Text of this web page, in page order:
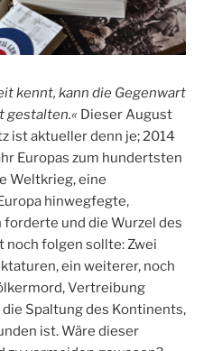
kennt, kann die Gegenwart
gestalten.« Dieser August
ist aktueller denn je; 2014
Europas zum hundertsten
Weltkrieg, eine
hinwegfegte,
und die Wurzel des
noch folgen sollte: Zwei
ein weiterer, noch
Vertreibung
Spaltung des Kontinents,
ist. Wäre dieser